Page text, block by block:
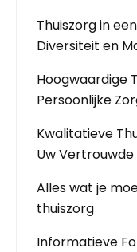
Thuiszorg in
Diversiteit en
Hoogwaardige
Persoonlijke
Kwalitatieve
Uw
Alles wat je
thuiszorg
Informatieve